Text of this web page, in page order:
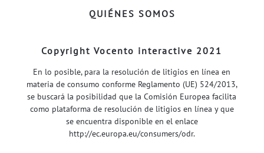
QUIÉNES SOMOS
Copyright Vocento interactive 2021
En lo posible, para la resolución de litigios en línea en
materia de consumo conforme Reglamento (UE) 524/2013,
se buscará la posibilidad que la Comisión Europea facilita
como plataforma de resolución de litigios en línea y que
se encuentra disponible en el enlace
http://ec.europa.eu/consumers/odr.